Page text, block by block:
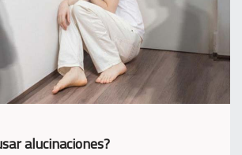
alucinaciones?